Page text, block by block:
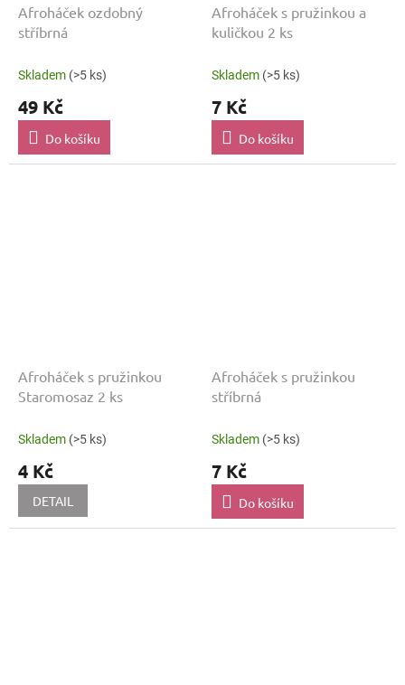
Afroháček ozdobný
stříbrná
Skladem (>5 ks)
49 Kč
Do košíku
Afroháček s pružinkou a
kuličkou 2 ks
Skladem (>5 ks)
7 Kč
Do košíku
Afroháček s pružinkou
Staromosaz 2 ks
Skladem (>5 ks)
4 Kč
DETAIL
Afroháček s pružinkou
stříbrná
Skladem (>5 ks)
7 Kč
Do košíku